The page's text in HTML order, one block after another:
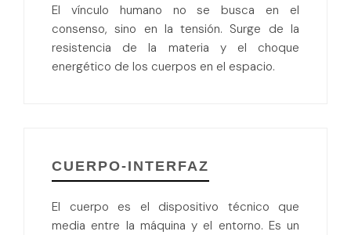
El vínculo humano no se busca en el
consenso, sino en la tensión. Surge de la
resistencia de la materia y el choque
energético de los cuerpos en el espacio.
CUERPO-INTERFAZ
El cuerpo es el dispositivo técnico que
media entre la máquina y el entorno. Es un